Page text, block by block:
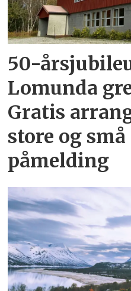
50-
Lomunda
Gratis
store og
påmelding